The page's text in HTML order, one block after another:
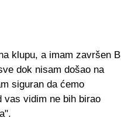
klupu, a imam završen B
dok nisam došao na
siguran da ćemo
vas vidim ne bih birao